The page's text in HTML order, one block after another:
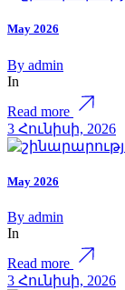
May 2026
By admin
In
Read more
3 Հունիսի, 2026
May 2026
By admin
In
Read more
3 Հունիսի, 2026